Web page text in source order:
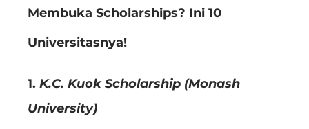
Membuka Scholarships? Ini 10
Universitasnya!
1. K.C. Kuok Scholarship (Monash
University)